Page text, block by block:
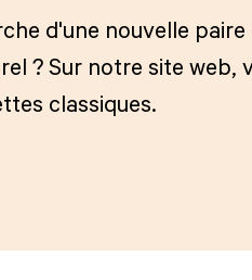
d'une nouvelle
? Sur notre site web,
classiques.